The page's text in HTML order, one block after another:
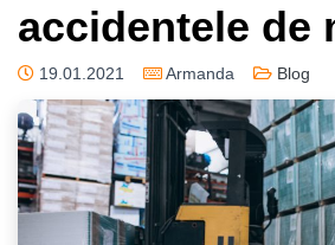
accidentele de
19.01.2021 Armanda Blog